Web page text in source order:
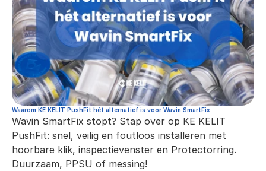
Waarom KE KELIT PushFit hét alternatief is voor Wavin SmartFix
Wavin SmartFix stopt? Stap over op KE KELIT
PushFit: snel, veilig en foutloos installeren met
hoorbare klik, inspectievenster en Protectorring.
Duurzaam, PPSU of messing!